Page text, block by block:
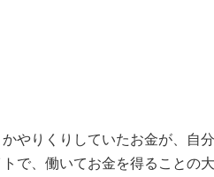
やりくりしていたお金が、自
で、働いてお金を得ることの